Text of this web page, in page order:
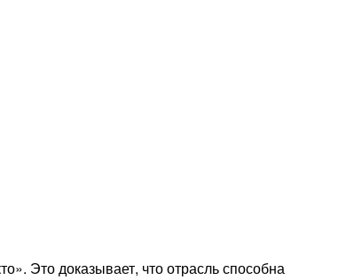
Это доказывает, что отрасль способна